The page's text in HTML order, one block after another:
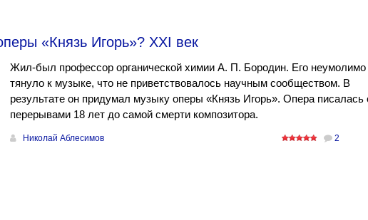
«Князь Игорь»? XXI век
Жил-был профессор органической химии А. П. Бородин. Его неумолимо
тянуло к музыке, что не приветствовалось научным сообществом. В
результате он придумал музыку оперы «Князь Игорь». Опера писалась
перерывами 18 лет до самой смерти композитора.
Николай Аблесимов 2